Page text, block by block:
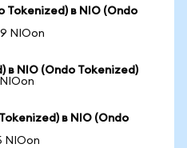
Tokenized) в NIO (Ondo
NIOon
в NIO (Ondo Tokenized)
в NIO (Ondo
NIOon